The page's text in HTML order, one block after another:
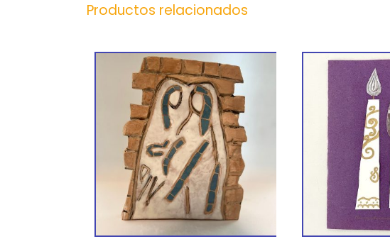
Productos relacionados